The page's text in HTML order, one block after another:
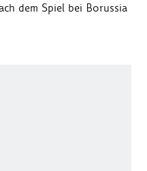
dem Spiel bei Borussia